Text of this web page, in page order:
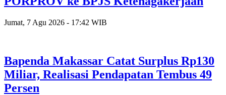
Jumat, 7 Agu 2026 - 17:42 WIB
Bapenda Makassar Catat Surplus Rp130
Miliar, Realisasi Pendapatan Tembus 49
Persen